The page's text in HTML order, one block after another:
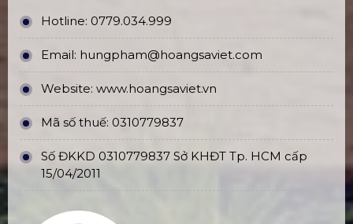
Hotline: 0779.034.999
Email: hungpham@hoangsaviet.com
Website: www.hoangsaviet.vn
Mã số thuế: 0310779837
Số ĐKKD 0310779837 Sở KHĐT Tp. HCM cấp
15/04/2011